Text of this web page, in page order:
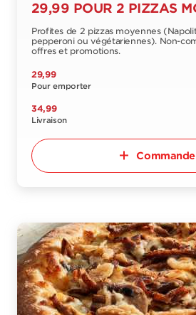
29,99 POUR 2 PIZZAS
Profites de 2 pizzas moyennes
pepperoni ou végétariennes). Non-
offres et promotions.
29,99
Pour emporter
34,99
Livraison